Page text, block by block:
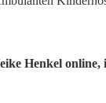
Henkel